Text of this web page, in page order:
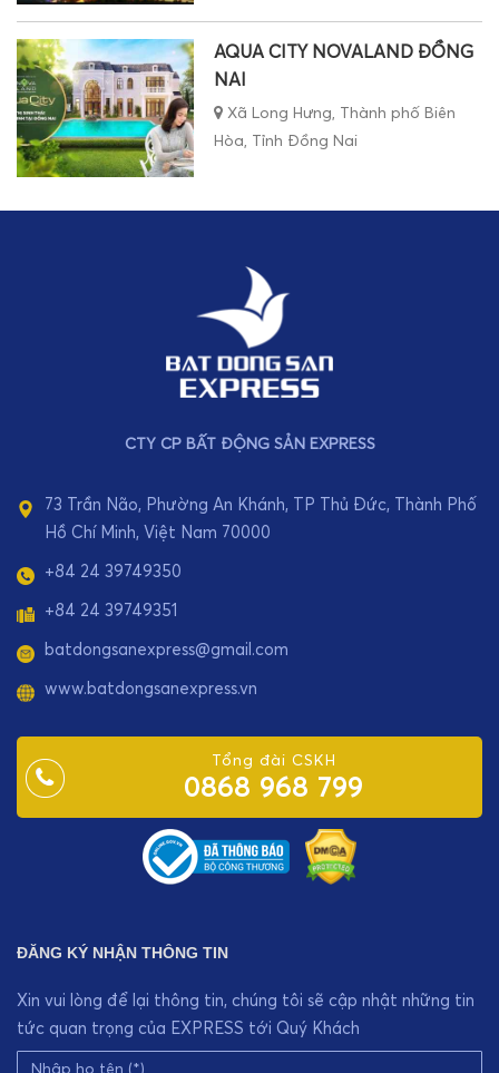
AQUA CITY NOVALAND ĐỒNG
NAI
Xã Long Hưng, Thành phố Biên
Hòa, Tỉnh Đồng Nai
CTY CP BẤT ĐỘNG SẢN EXPRESS
73 Trần Não, Phường An Khánh, TP Thủ Đức, Thành Phố
Hồ Chí Minh, Việt Nam 70000
+84 24 39749350
+84 24 39749351
batdongsanexpress@gmail.com
www.batdongsanexpress.vn
Tổng đài CSKH
0868 968 799
ĐĂNG KÝ NHẬN THÔNG TIN
Xin vui lòng để lại thông tin, chúng tôi sẽ cập nhật những tin
tức quan trọng của EXPRESS tới Quý Khách